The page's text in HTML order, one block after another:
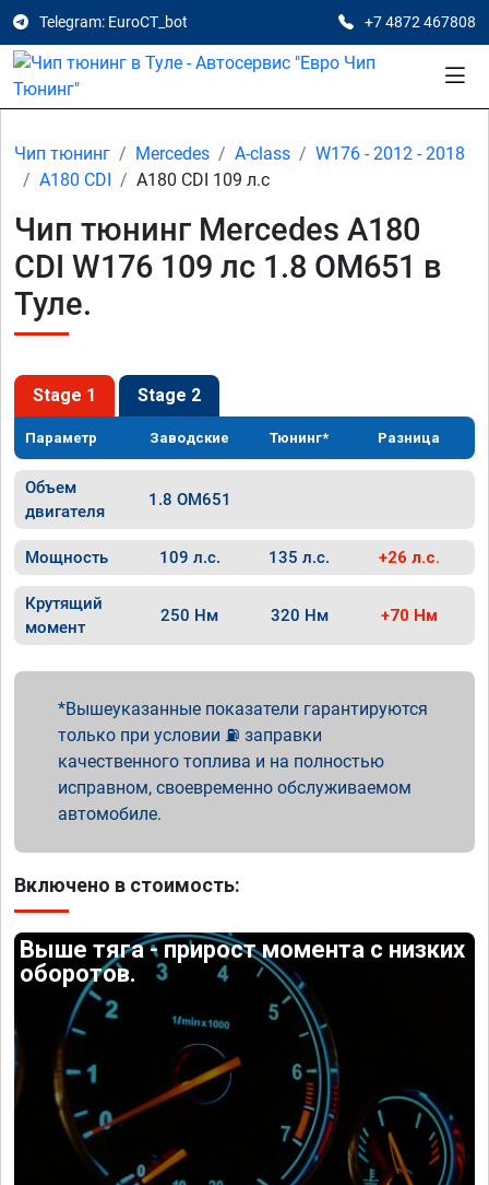
Telegram: EuroCT_bot +7 4872 467808
Чип тюнинг Mercedes A-class
W176 - 2012 - 2018
A180 CDI
A180 CDI 109 л.с
Чип тюнинг Mercedes A180
CDI W176 109 лс 1.8 OM651 в
Туле.
Stage 1 Stage 2
Параметр Заводские Тюнинг* Разница
Объем
двигателя
1.8 OM651
Мощность 109 л.с. 135 л.с. +26 л.с.
Крутящий
момент
250 Нм 320 Нм +70 Нм
Вышеуказанные показатели гарантируются
только при условии ⛽ заправки
качественного топлива и на полностью
исправном, своевременно обслуживаемом
автомобиле.
Включено в стоимость:
Выше тяга - прирост момента с низких
оборотов.